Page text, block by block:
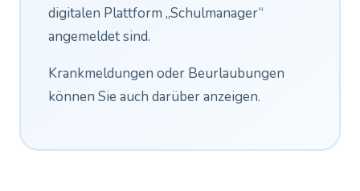
digitalen Plattform „Schulmanager“
angemeldet sind.
Krankmeldungen oder Beurlaubungen
können Sie auch darüber anzeigen.